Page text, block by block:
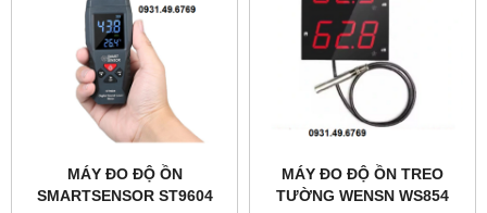
MÁY ĐO ĐỘ ỒN
SMARTSENSOR ST9604
MÁY ĐO ĐỘ ỒN TREO
TƯỜNG WENSN WS854